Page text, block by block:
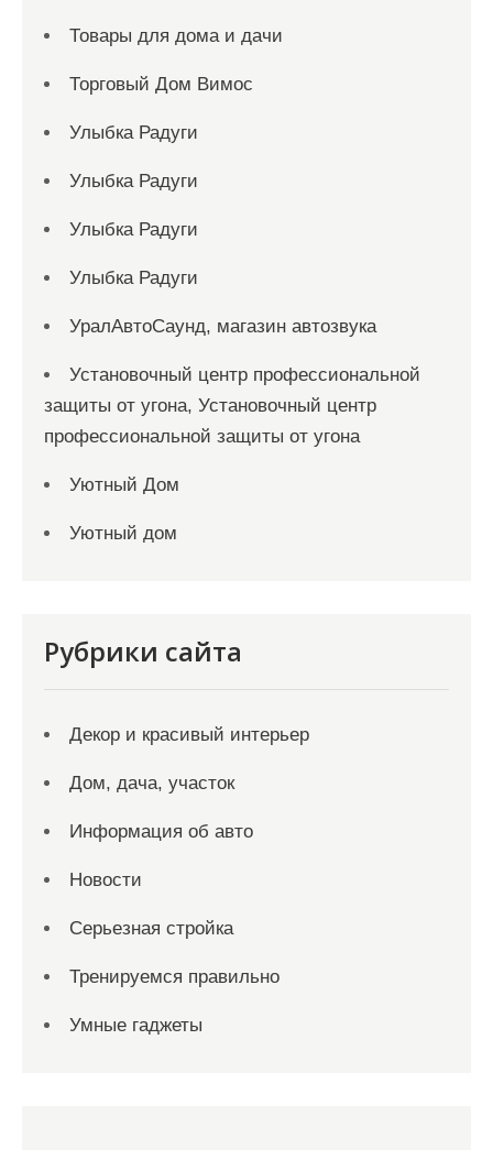
Товары для дома и дачи
Торговый Дом Вимос
Улыбка Радуги
Улыбка Радуги
Улыбка Радуги
Улыбка Радуги
УралАвтоСаунд, магазин автозвука
Установочный центр профессиональной
защиты от угона, Установочный центр
профессиональной защиты от угона
Уютный Дом
Уютный дом
Рубрики сайта
Декор и красивый интерьер
Дом, дача, участок
Информация об авто
Новости
Серьезная стройка
Тренируемся правильно
Умные гаджеты